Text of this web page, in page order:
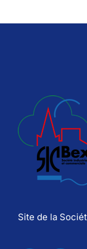
Site de la